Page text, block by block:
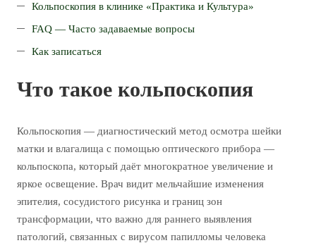
Кольпоскопия в клинике «Практика и Культура»
FAQ — Часто задаваемые вопросы
Как записаться
Что такое кольпоскопия
Кольпоскопия — диагностический метод осмотра шейки
матки и влагалища с помощью оптического прибора —
кольпоскопа, который даёт многократное увеличение и
яркое освещение. Врач видит мельчайшие изменения
эпителия, сосудистого рисунка и границ зон
трансформации, что важно для раннего выявления
патологий, связанных с вирусом папилломы человека